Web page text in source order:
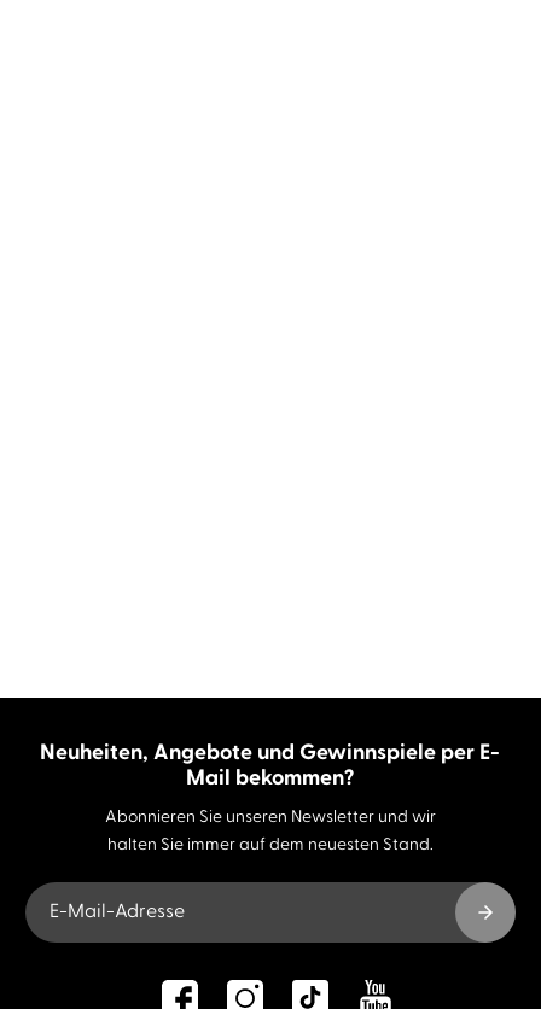
Neuheiten, Angebote und Gewinnspiele per E-
Mail bekommen?
Abonnieren Sie unseren Newsletter und wir
halten Sie immer auf dem neuesten Stand.
E-Mail-Adresse